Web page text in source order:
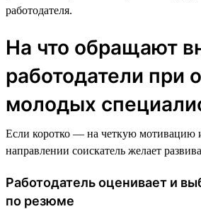
работодателя.
На что обращают
работодатели при
молодых
Если коротко — на четкую мотивацию
направлении соискатель желает
Работодатель оценивает и
по резюме